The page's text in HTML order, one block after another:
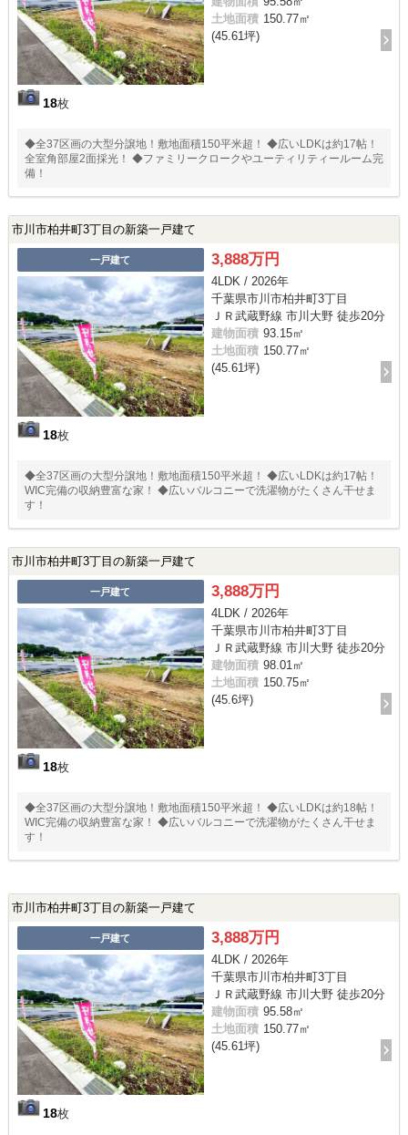
18枚
土地面積 150.77㎡
(45.61坪)
◆全37区画の大型分譲地！敷地面積150平米超！ ◆広いLDKは約17帖！
全室角部屋2面採光！ ◆ファミリークロークやユーティリティールーム完
備！
市川市柏井町3丁目の新築一戸建て
一戸建て
18枚
3,888万円
4LDK / 2026年
千葉県市川市柏井町3丁目
ＪＲ武蔵野線 市川大野 徒歩20分
建物面積 93.15㎡
土地面積 150.77㎡
(45.61坪)
◆全37区画の大型分譲地！敷地面積150平米超！ ◆広いLDKは約17帖！
WIC完備の収納豊富な家！ ◆広いバルコニーで洗濯物がたくさん干せま
す！
市川市柏井町3丁目の新築一戸建て
一戸建て
18枚
3,888万円
4LDK / 2026年
千葉県市川市柏井町3丁目
ＪＲ武蔵野線 市川大野 徒歩20分
建物面積 98.01㎡
土地面積 150.75㎡
(45.6坪)
◆全37区画の大型分譲地！敷地面積150平米超！ ◆広いLDKは約18帖！
WIC完備の収納豊富な家！ ◆広いバルコニーで洗濯物がたくさん干せま
す！
市川市柏井町3丁目の新築一戸建て
一戸建て
18枚
3,888万円
4LDK / 2026年
千葉県市川市柏井町3丁目
ＪＲ武蔵野線 市川大野 徒歩20分
建物面積 95.58㎡
土地面積 150.77㎡
(45.61坪)